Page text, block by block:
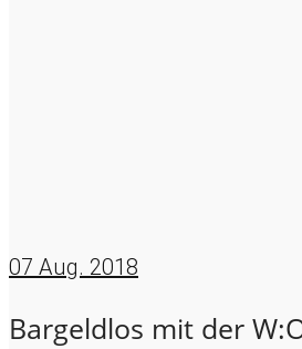
07 Aug. 2018
Bargeldlos mit der